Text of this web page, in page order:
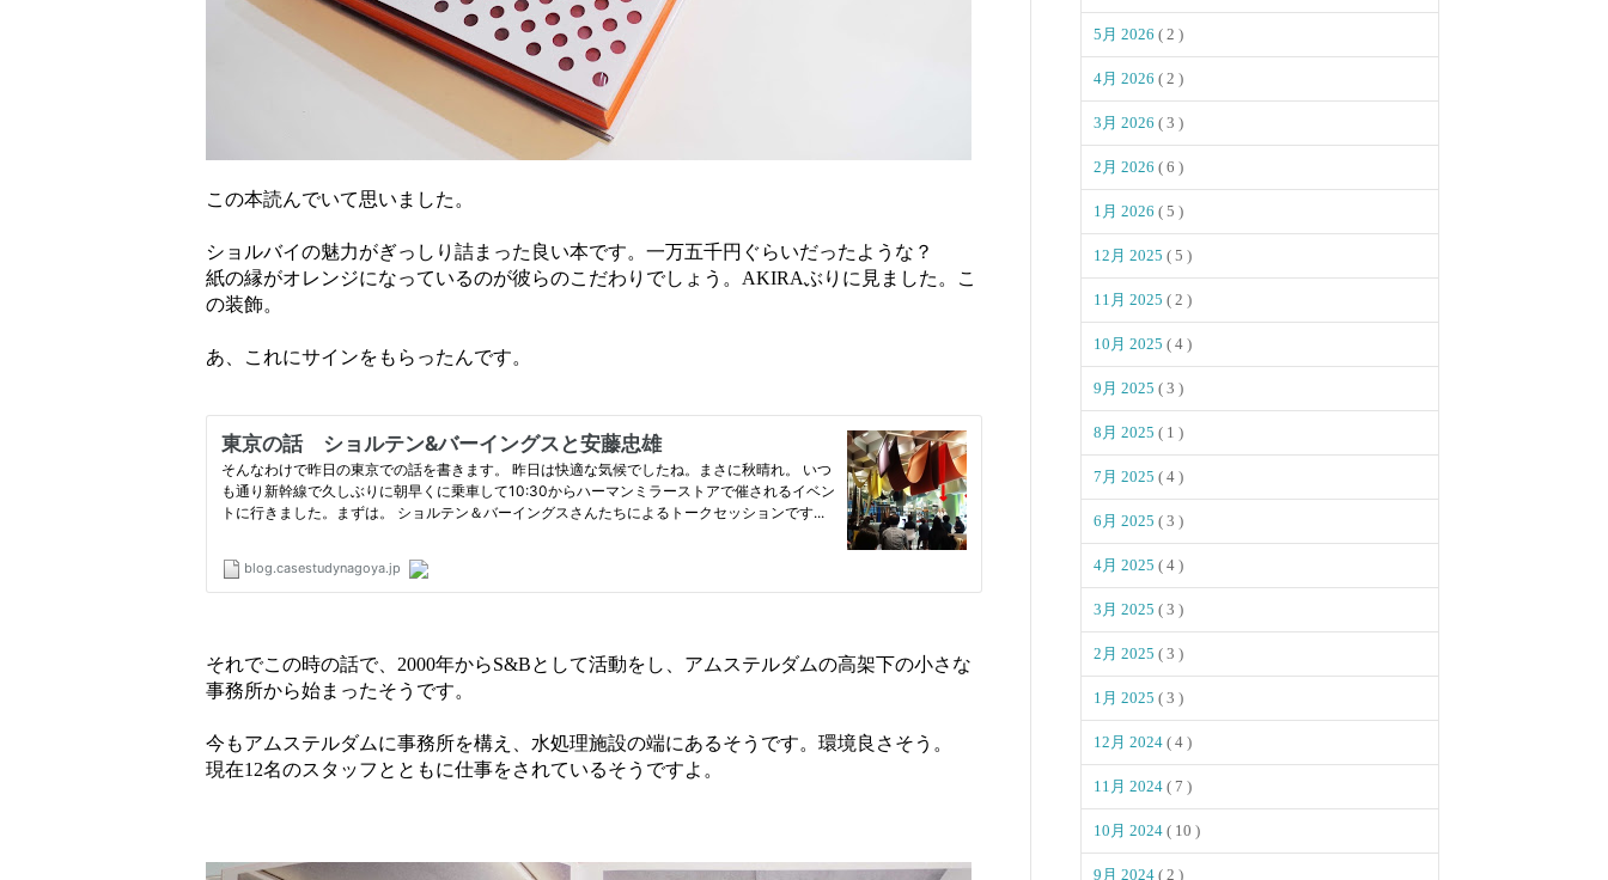
この本読んでいて思いました。
ショルバイの魅力がぎっしり詰まった良い本です。一万五千円ぐらいだったような？
紙の縁がオレンジになっているのが彼らのこだわりでしょう。AKIRAぶりに見ました。こ
の装飾。
あ、これにサインをもらったんです。
それでこの時の話で、2000年からS&Bとして活動をし、アムステルダムの高架下の小さな
事務所から始まったそうです。
今もアムステルダムに事務所を構え、水処理施設の端にあるそうです。環境良さそう。
現在12名のスタッフとともに仕事をされているそうですよ。
5月 2026 ( 2 )
4月 2026 ( 2 )
3月 2026 ( 3 )
2月 2026 ( 6 )
1月 2026 ( 5 )
12月 2025 ( 5 )
11月 2025 ( 2 )
10月 2025 ( 4 )
9月 2025 ( 3 )
8月 2025 ( 1 )
7月 2025 ( 4 )
6月 2025 ( 3 )
4月 2025 ( 4 )
3月 2025 ( 3 )
2月 2025 ( 3 )
1月 2025 ( 3 )
12月 2024 ( 4 )
11月 2024 ( 7 )
10月 2024 ( 10 )
9月 2024 ( 2 )